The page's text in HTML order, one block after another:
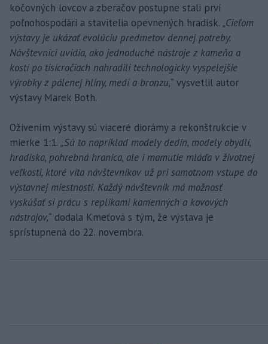
kočovných lovcov a zberačov postupne stali prví
poľnohospodári a stavitelia opevnených hradísk. „Cieľom
výstavy je ukázať evolúciu predmetov dennej potreby.
Návštevníci uvidia, ako jednoduché nástroje z kameňa a
kostí po tisícročiach nahradili technologicky vyspelejšie
výrobky z pálenej hliny, medi a bronzu,“ vysvetlil autor
výstavy Marek Both.
Oživením výstavy sú viaceré diorámy a rekonštrukcie v
mierke 1:1. „Sú to napríklad modely dedín, modely obydlí,
hradiska, pohrebná hranica, ale i mamutie mláďa v životnej
veľkosti, ktoré víta návštevníkov už pri samotnom vstupe do
výstavnej miestnosti. Každý návštevník má možnosť
vyskúšať si prácu s replikami kamenných a kovových
nástrojov,“ dodala Kmeťová s tým, že výstava je
sprístupnená do 22. novembra.